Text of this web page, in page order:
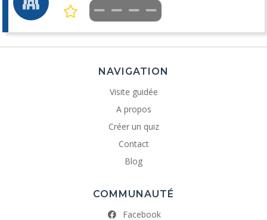
NAVIGATION
Visite guidée
A propos
Créer un quiz
Contact
Blog
COMMUNAUTÉ
Facebook